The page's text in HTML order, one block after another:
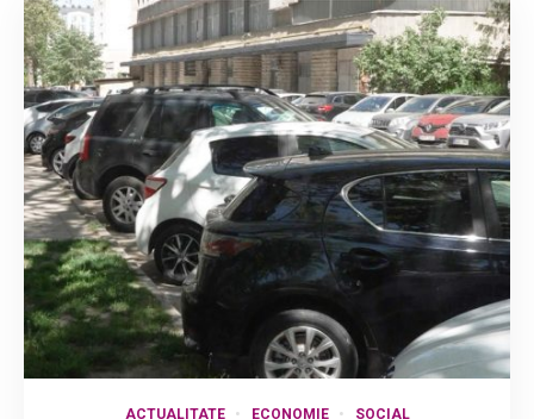
ACTUALITATE ECONOMIE SOCIAL